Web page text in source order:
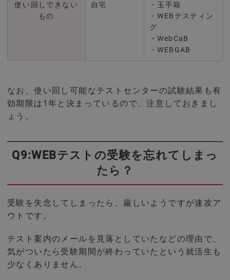
使い回しできない
もの
自宅
・玉手箱
・WEBテスティン
グ
・WebCaB
・WEBGAB
なお、使い回し可能なテストセンターの試験結果も有
効期限は1年と決まっているので、注意しておきまし
ょう。
Q9:WEBテストの受験を忘れてしまっ
たら？
受験を失念してしまったら、厳しいようですが速攻ア
ウトです。
テスト案内のメールを見落としていたなどの理由で、
気がついたら受験期間が終わっていたという就活生も
少なくありません。